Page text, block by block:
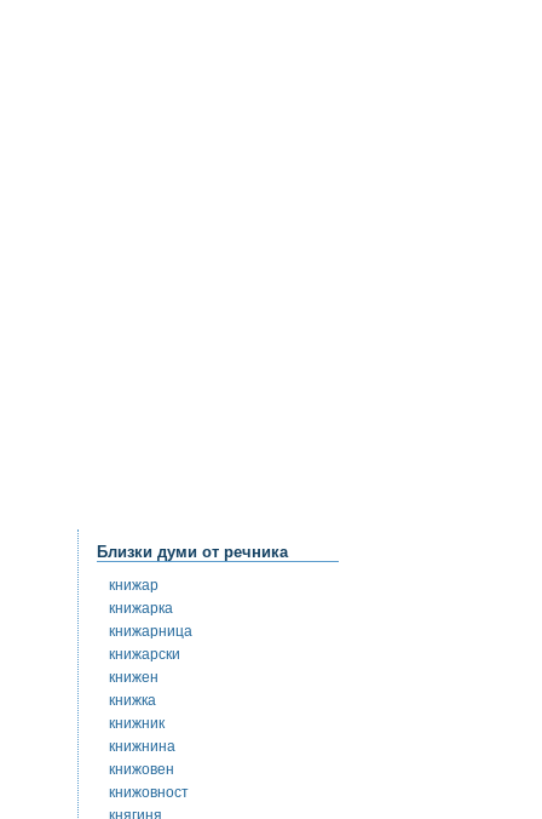
Близки думи от речника
книжар
книжарка
книжарница
книжарски
книжен
книжка
книжник
книжнина
книжовен
книжовност
княгиня